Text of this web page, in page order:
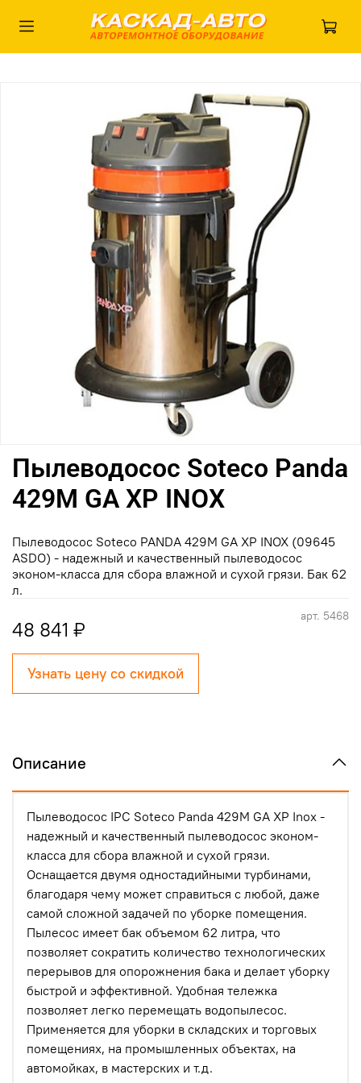
арт. 5468
Пылеводосос Soteco Panda
429M GA XP INOX
48 841 ₽
Узнать цену со скидкой
Пылеводосос Soteco PANDA 429M GA XP INOX (09645
ASDO) - надежный и качественный пылеводосос
эконом-класса для сбора влажной и сухой грязи. Бак 62
л.
Описание
Пылеводосос IPC Soteco Panda 429M GA XP Inox -
надежный и качественный пылеводосос эконом-
класса для сбора влажной и сухой грязи.
Оснащается двумя одностадийными турбинами,
благодаря чему может справиться с любой, даже
самой сложной задачей по уборке помещения.
Пылесос имеет бак объемом 62 литра, что
позволяет сократить количество технологических
перерывов для опорожнения бака и делает уборку
быстрой и эффективной. Удобная тележка
позволяет легко перемещать водопылесос.
Применяется для уборки в складских и торговых
помещениях, на промышленных объектах, на
автомойках, в мастерских и т.д.